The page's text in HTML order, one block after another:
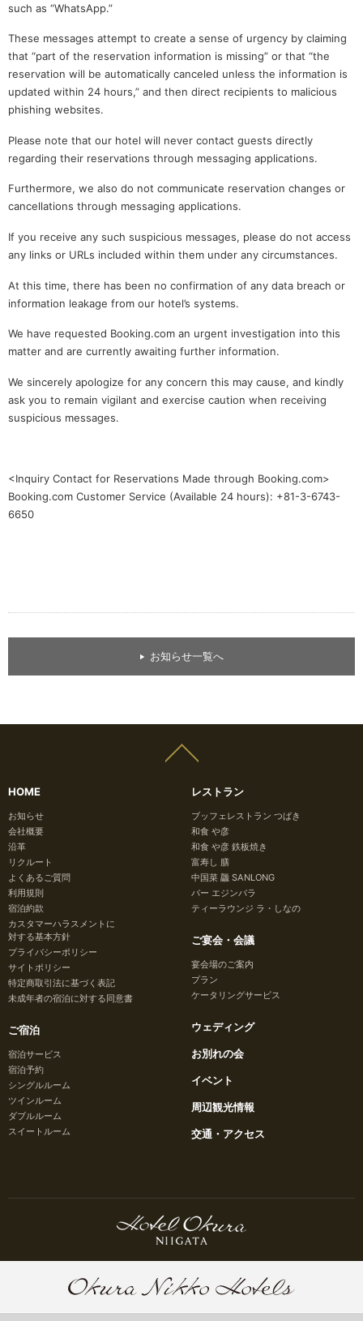
such as “WhatsApp.”
These messages attempt to create a sense of urgency by claiming
that “part of the reservation information is missing” or that “the
reservation will be automatically canceled unless the information is
updated within 24 hours,” and then direct recipients to malicious
phishing websites.
Please note that our hotel will never contact guests directly
regarding their reservations through messaging applications.
Furthermore, we also do not communicate reservation changes or
cancellations through messaging applications.
If you receive any such suspicious messages, please do not access
any links or URLs included within them under any circumstances.
At this time, there has been no confirmation of any data breach or
information leakage from our hotel’s systems.
We have requested Booking.com an urgent investigation into this
matter and are currently awaiting further information.
We sincerely apologize for any concern this may cause, and kindly
ask you to remain vigilant and exercise caution when receiving
suspicious messages.
<Inquiry Contact for Reservations Made through Booking.com>
Booking.com Customer Service (Available 24 hours): +81-3-6743-
6650
お知らせ一覧へ
HOME
お知らせ
会社概要
沿革
リクルート
よくあるご質問
利用規則
宿泊約款
カスタマーハラスメントに
対する基本方針
プライバシーポリシー
サイトポリシー
特定商取引法に基づく表記
未成年者の宿泊に対する同意書
ご宿泊
宿泊サービス
宿泊予約
シングルルーム
ツインルーム
ダブルルーム
スイートルーム
レストラン
ブッフェレストラン つばき
和食 や彦
和食 や彦 鉄板焼き
富寿し 膳
中国菜 龘 SANLONG
バー エジンバラ
ティーラウンジ ラ・しなの
ご宴会・会議
宴会場のご案内
プラン
ケータリングサービス
ウェディング
お別れの会
イベント
周辺観光情報
交通・アクセス